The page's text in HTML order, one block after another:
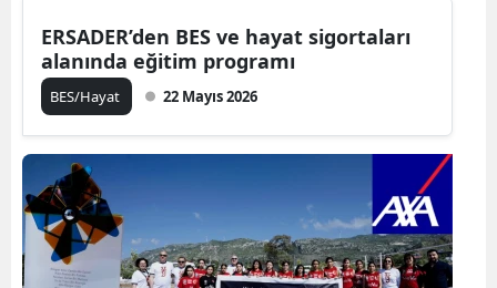
ERSADER’den BES ve hayat sigortaları
alanında eğitim programı
BES/Hayat 22 Mayıs 2026